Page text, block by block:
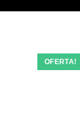
OFERTA!